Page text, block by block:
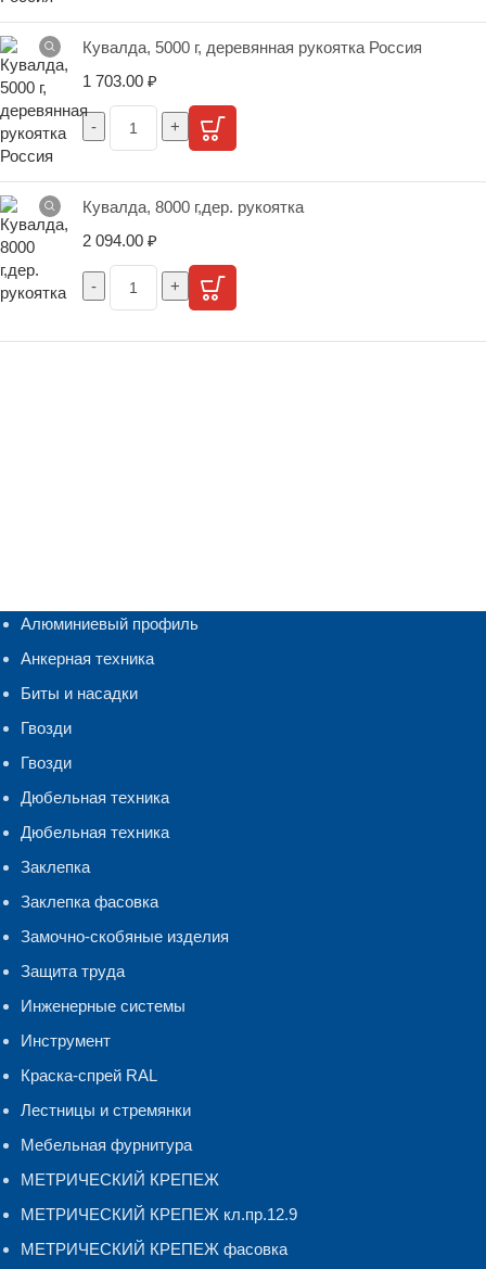
Кувалда, 5000 г, деревянная рукоятка Россия
1 703.00 ₽
Кувалда, 8000 г,дер. рукоятка
2 094.00 ₽
Алюминиевый профиль
Анкерная техника
Биты и насадки
Гвозди
Гвозди
Дюбельная техника
Дюбельная техника
Заклепка
Заклепка фасовка
Замочно-скобяные изделия
Защита труда
Инженерные системы
Инструмент
Краска-спрей RAL
Лестницы и стремянки
Мебельная фурнитура
МЕТРИЧЕСКИЙ КРЕПЕЖ
МЕТРИЧЕСКИЙ КРЕПЕЖ кл.пр.12.9
МЕТРИЧЕСКИЙ КРЕПЕЖ фасовка